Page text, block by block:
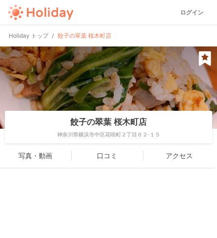
ログイン
Holiday トップ 餃子の翠葉 桜木町店
餃子の翠葉 桜木町店
神奈川県横浜市中区花咲町２丁目６２-１５
写真・動画 口コミ アクセス